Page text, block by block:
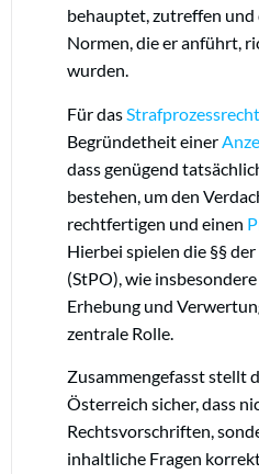
behauptet, zutreffen und
Normen, die er anführt,
wurden.
Für das Strafprozessrecht
Begründetheit einer
dass genügend
bestehen, um den
rechtfertigen und einen
Hierbei spielen die §§ der
(StPO), wie
Erhebung und
zentrale Rolle.
Zusammengefasst stellt
Österreich sicher, dass
Rechtsvorschriften,
inhaltliche Fragen